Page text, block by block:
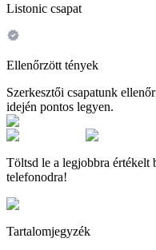
Listonic csapat
Ellenőrzött tények
Szerkesztői csapatunk
idején pontos legyen.
Töltsd le a legjobbra értékelt
telefonodra!
Tartalomjegyzék